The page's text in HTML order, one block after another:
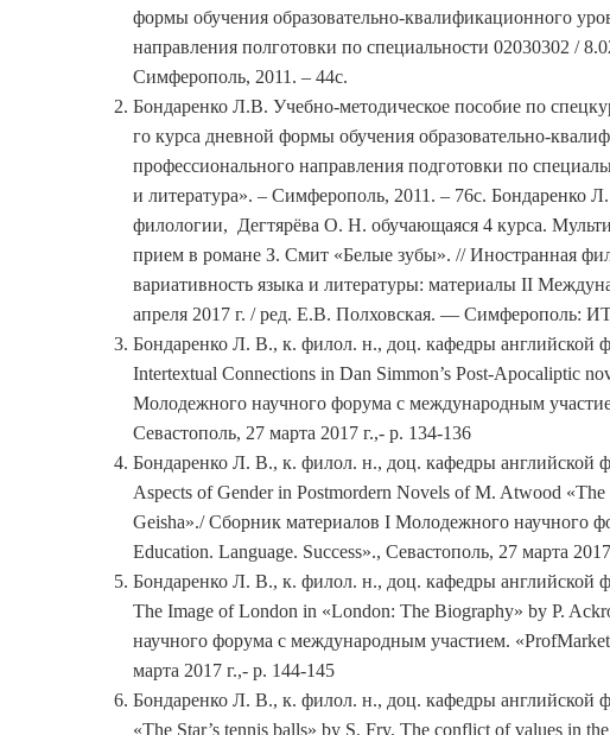
формы обучения образовательно-квалификационного
направления полготовки по специальности 02030302 /
Симферополь, 2011. – 44с.
Бондаренко Л.В. Учебно-методическое пособие по
го курса дневной формы обучения образовательно-
профессионального направления подготовки по
и литература». – Симферополь, 2011. – 76с. Бондаренко
филологии, Дегтярёва О. Н. обучающаяся 4 курса.
прием в романе З. Смит «Белые зубы». // Иностранная
вариативность языка и литературы: материалы II
апреля 2017 г. / ред. Е.В. Полховская. — Симферополь:
Бондаренко Л. В., к. филол. н., доц. кафедры английской
Intertextual Connections in Dan Simmon’s Post-Apocaliptic
Молодежного научного форума с международным
Севастополь, 27 марта 2017 г.,- р. 134-136
Бондаренко Л. В., к. филол. н., доц. кафедры английской
Aspects of Gender in Postmordern Novels of M. Atwood
Geisha»./ Сборник материалов I Молодежного научного
Education. Language. Success»., Севастополь, 27 марта
Бондаренко Л. В., к. филол. н., доц. кафедры английской
The Image of London in «London: The Biography» by P.
научного форума с международным участием.
марта 2017 г.,- р. 144-145
Бондаренко Л. В., к. филол. н., доц. кафедры
«The Star’s tennis balls» by S. Fry. The conflict of values in